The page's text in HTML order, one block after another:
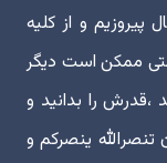
و از کلیه
ممکن است دیگر
را بدانید و
ینصرکم و